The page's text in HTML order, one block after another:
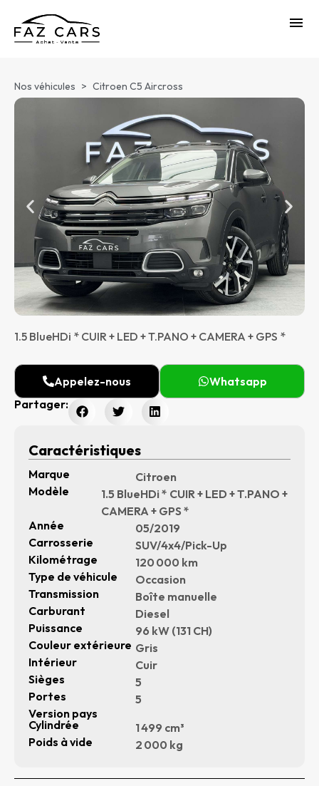
Nos véhicules > Citroen C5 Aircross
1.5 BlueHDi * CUIR + LED + T.PANO + CAMERA + GPS *
Appelez-nous
Whatsapp
Partager:
Caractéristiques
Marque
Citroen
Modèle
1.5 BlueHDi * CUIR + LED + T.PANO +
CAMERA + GPS *
Année
05/2019
Carrosserie
SUV/4x4/Pick-Up
Kilométrage
120 000 km
Type de véhicule
Occasion
Transmission
Boîte manuelle
Carburant
Diesel
Puissance
96 kW (131 CH)
Couleur extérieure Gris
Intérieur
Cuir
Sièges
5
Portes
5
Version pays
Cylindrée
1 499 cm³
Poids à vide
2 000 kg